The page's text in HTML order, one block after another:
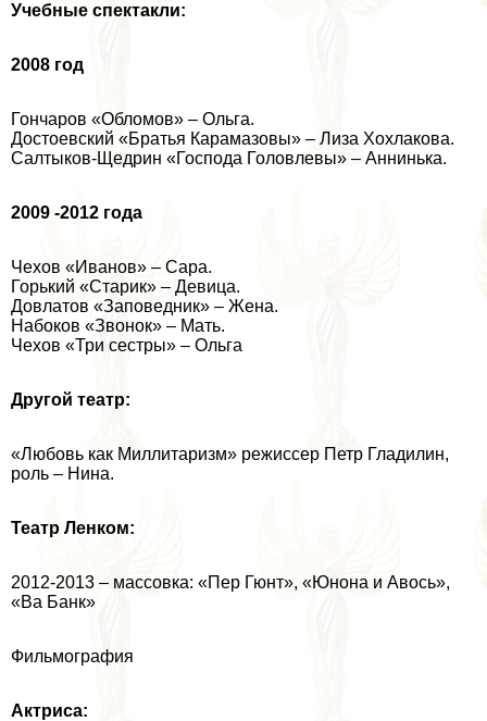
Учебные спектакли:
2008 год
Гончаров «Обломов» – Ольга.
Достоевский «Братья Карамaзoвы» – Лиза Хохлакова.
Салтыков-Щедрин «Господа Головлевы» – Аннинька.
2009 -2012 года
Чехов «Иванов» – Сара.
Горький «Старик» – Девица.
Довлатов «Заповедник» – Жена.
Набоков «Звонок» – Мать.
Чехов «Три сестры» – Ольга
Другой театр:
«Любовь как Миллитаризм» режиссер Петр Гладилин,
роль – Нина.
Театр Ленком:
2012-2013 – массовка: «Пер Гюнт», «Юнона и Авось»,
«Ва Банк»
Фильмография
Актриса: